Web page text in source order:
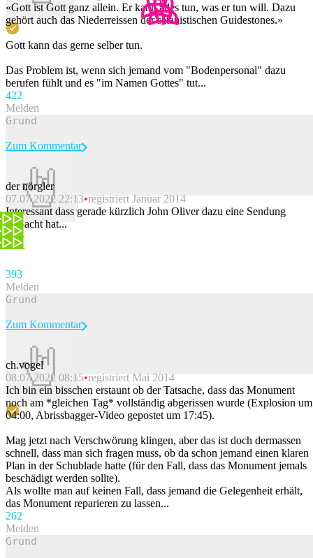
«Gott ist Gott ganz allein. Er kann alles tun, was er tun will. Dazu
gehört auch das Niederreissen der satanistischen Guidestones.»
Gott kann das gerne selber tun.
Das Problem ist, wenn sich jemand vom "Bodenpersonal" dazu
berufen fühlt und es "im Namen Gottes" tut...
422
Melden
Beitrag melden
Zum Kommentar
der nörgler
07.07.2022 22:13 registriert Januar 2014
Interessant dass gerade kürzlich John Oliver dazu eine Sendung
gemacht hat...
393
Melden
Beitrag melden
Zum Kommentar
ch.vogel
08.07.2022 08:15 registriert Mai 2014
Ich bin ein bisschen erstaunt ob der Tatsache, dass das Monument
noch am *gleichen Tag* vollständig abgerissen wurde (Explosion um
04:00, Abrissbagger-Video gepostet um 17:45).
Mag jetzt nach Verschwörung klingen, aber das ist doch dermassen
schnell, dass man sich fragen muss, ob da schon jemand einen klaren
Plan in der Schublade hatte (für den Fall, dass das Monument jemals
beschädigt werden sollte).
Als wollte man auf keinen Fall, dass jemand die Gelegenheit erhält,
das Monument reparieren zu lassen...
262
Melden